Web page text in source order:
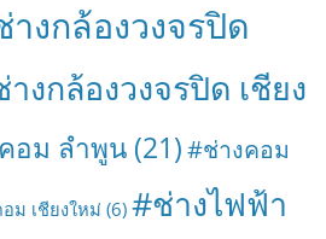
งกล้องวงจรปิด
งกล้องวงจรปิด เชียง
อม ลำพูน (21)#ช่างคอม
ม เชียงใหม่ (6) #ช่างไฟฟ้า